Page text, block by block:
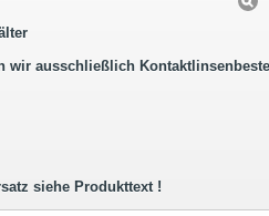
wir ausschließlich
siehe Produkttext !